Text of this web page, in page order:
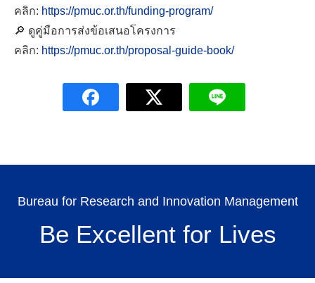
คลิก: https://pmuc.or.th/funding-program/
🔎 ดูคู่มือการส่งข้อเสนอโครงการ
คลิก: https://pmuc.or.th/proposal-guide-book/
Bureau for Research and Innovation Management
Be Excellent for Lives